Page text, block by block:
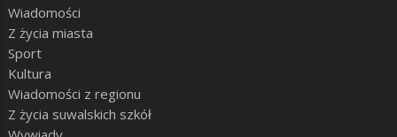
Wiadomości
Z życia miasta
Sport
Kultura
Wiadomości z regionu
Z życia suwalskich szkół